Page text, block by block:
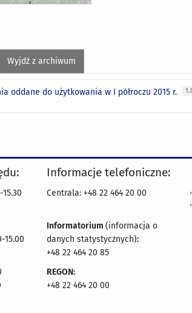
Wyjdź z archiwum
oddane do użytkowania w I półroczu 2015 r.
15.00
Informacje telefoniczne:
Centrala: +48 22 464 20 00
Informatorium (informacja o
danych statystycznych):
+48 22 464 20 85
REGON:
+48 22 464 20 00